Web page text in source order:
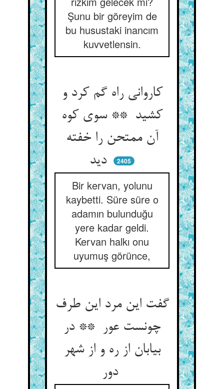
Şunu bir göreyim de
bu husustaki inancım
kuvvetlensin.
کاروانی راه گم کرد و
کشید ** سوی کوه
آن ممتحن را خفته
دید
2405
Bir kervan, yolunu
kaybetti. Süre süre o
adamın bulunduğu
yere kadar geldi.
Kervan halkı onu
uyumuş görünce,
گفت این مرد این طرف
چونست عور ** در
بیابان از ره و از شهر
دور